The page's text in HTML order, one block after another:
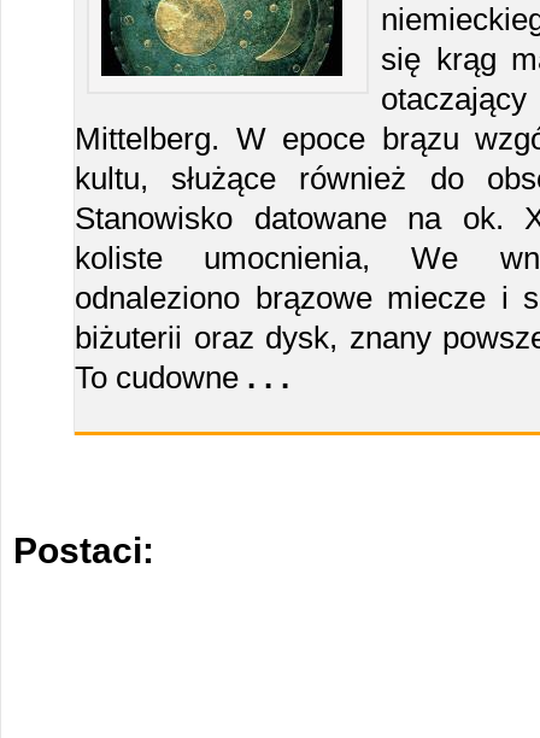
się krąg
Mittelberg. W epoce brązu
kultu, służące również do
Stanowisko datowane na ok.
koliste umocnienia, We
odnaleziono brązowe miecze i
biżuterii oraz dysk, znany
To cudowne . . .
Postaci: